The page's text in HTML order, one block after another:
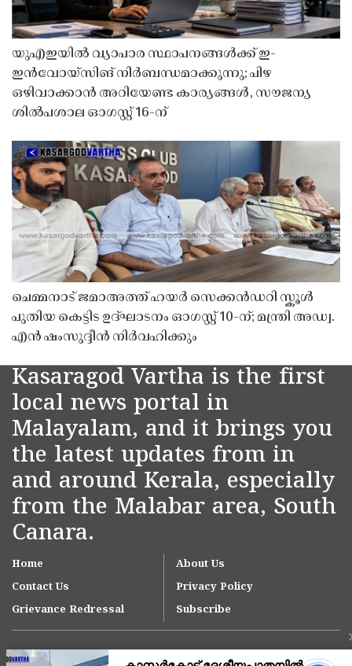
യുഎഇയിൽ വ്യാപാര സ്ഥാപനങ്ങൾക്ക് ഇ-
ഇൻവോയ്സിങ് നിർബന്ധമാക്കുന്നു; പിഴ
ഒഴിവാക്കാൻ അറിയേണ്ട കാര്യങ്ങൾ, സൗജന്യ
ശിൽപശാല ഓഗസ്റ്റ് 16-ന്
ചെമ്മനാട് ജമാഅത്ത് ഹയർ സെക്കൻഡറി സ്കൂൾ
പുതിയ കെട്ടിട ഉദ്ഘാടനം ഓഗസ്റ്റ് 10-ന്; മന്ത്രി അഡ്വ.
എൻ ഷംസുദ്ദീൻ നിർവഹിക്കും
Kasaragod Vartha is the first
local news portal in
Malayalam, and it brings you
the latest updates from in
and around Kerala, especially
from the Malabar area, South
Canara.
Home
About Us
Contact Us
Privacy Policy
Grievance Redressal
Subscribe